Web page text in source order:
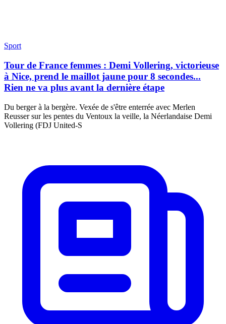
Sport
Tour de France femmes : Demi Vollering, victorieuse
à Nice, prend le maillot jaune pour 8 secondes...
Rien ne va plus avant la dernière étape
Du berger à la bergère. Vexée de s'être enterrée avec Merlen
Reusser sur les pentes du Ventoux la veille, la Néerlandaise Demi
Vollering (FDJ United-S